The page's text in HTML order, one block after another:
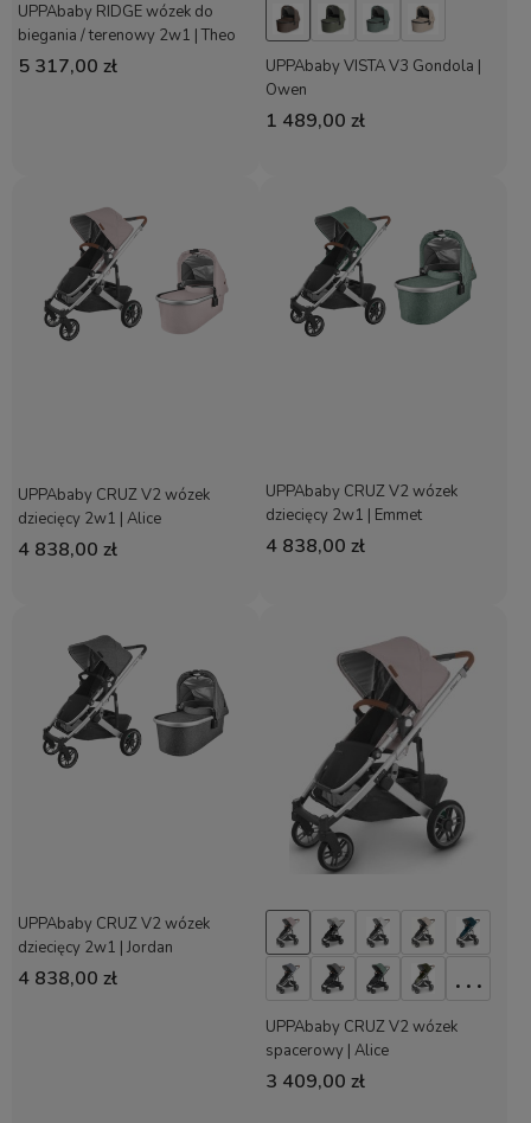
UPPAbaby RIDGE wózek do
biegania / terenowy 2w1 | Theo
5 317,00 zł
UPPAbaby VISTA V3 Gondola |
Owen
1 489,00 zł
UPPAbaby CRUZ V2 wózek
dziecięcy 2w1 | Alice
4 838,00 zł
UPPAbaby CRUZ V2 wózek
dziecięcy 2w1 | Emmet
4 838,00 zł
UPPAbaby CRUZ V2 wózek
dziecięcy 2w1 | Jordan
4 838,00 zł . . .
UPPAbaby CRUZ V2 wózek
spacerowy | Alice
3 409,00 zł